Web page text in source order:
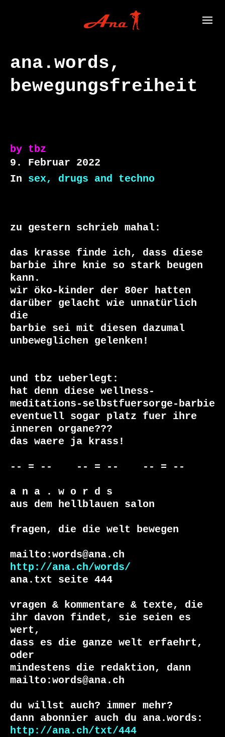
ana.words,
bewegungsfreiheit
by tbz
9. Februar 2022
In sex, drugs and techno
zu gestern schrieb mahal:
das krasse finde ich, dass diese
barbie ihre knie so stark beugen
kann.
wir öko-kinder der 80er hatten
darüber gelacht wie unnatürlich
die
barbie sei mit diesen dazumal
unbeweglichen gelenken!
und tbz ueberlegt:
hat denn diese wellness-
meditations-selbstfuersorge-barbie
eventuell sogar platz fuer ihre
inneren organe???
das waere ja krass!
-- = --    -- = --    -- = --
a n a . w o r d s
aus dem hellblauen salon
fragen, die die welt bewegen
http://ana.ch/words/
ana.txt seite 444
vragen & kommentare & texte, die
ihr davon findet, sie seien es
wert,
dass es die ganze welt erfaehrt,
oder
mindestens die redaktion, dann
mailto:words@ana.ch
du willst auch? immer mehr?
http://ana.ch/txt/444